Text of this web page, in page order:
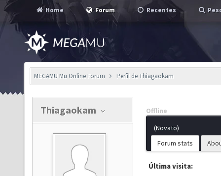
Home Forum Recentes
MEGAMU Mu Online Forum Perfil de Thiagaokam
Thiagaokam
Offline
(Novato)
Forum stats
Última visita: